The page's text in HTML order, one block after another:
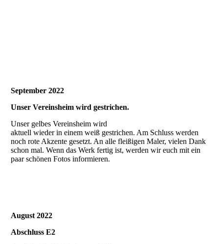
September 2022
Unser Vereinsheim wird gestrichen.
Unser gelbes Vereinsheim wird
aktuell wieder in einem weiß gestrichen. Am Schluss werden
noch rote Akzente gesetzt. An alle fleißigen Maler, vielen Dank
schon mal. Wenn das Werk fertig ist, werden wir euch mit ein
paar schönen Fotos informieren.
August 2022
Abschluss E2